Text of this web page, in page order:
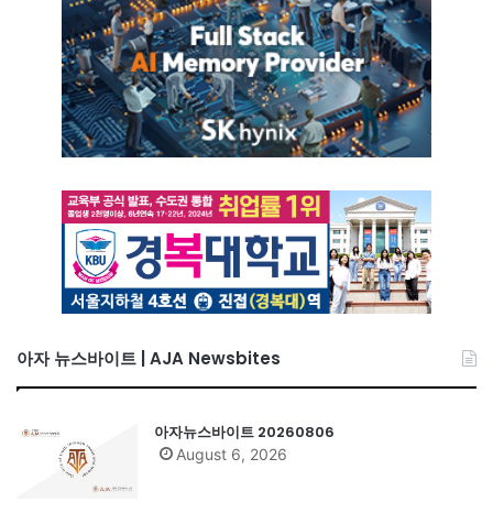
아자 뉴스바이트 | AJA Newsbites
아자뉴스바이트 20260806
August 6, 2026